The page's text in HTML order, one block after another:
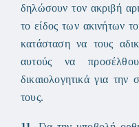
δηλώσουν τον ακριβή
το είδος των ακινήτων
κατάσταση να τους
αυτούς να
δικαιολογητικά για
τους.